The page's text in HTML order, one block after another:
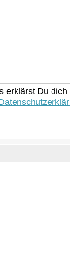
erklärst Du